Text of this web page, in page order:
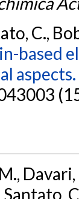
C.,
based
aspects.
Davari,
Santato,